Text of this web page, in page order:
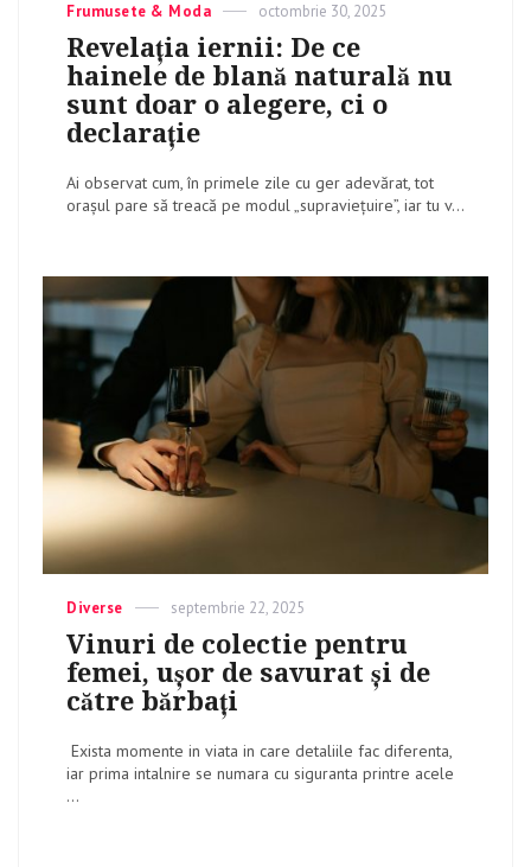
Categories
Frumusete & Moda
Posted
on
octombrie 30, 2025
Revelația iernii: De ce
hainele de blană naturală nu
sunt doar o alegere, ci o
declarație
Ai observat cum, în primele zile cu ger adevărat, tot
orașul pare să treacă pe modul „supraviețuire”, iar tu v...
Categories
Diverse
Posted
on
septembrie 22, 2025
Vinuri de colectie pentru
femei, ușor de savurat și de
către bărbați
Exista momente in viata in care detaliile fac diferenta,
iar prima intalnire se numara cu siguranta printre acele
...